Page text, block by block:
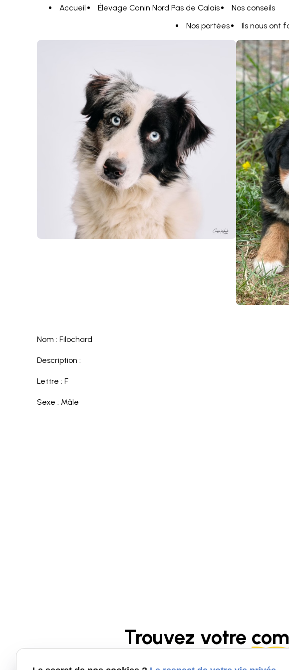
Accueil Élevage Canin Nord Pas de Calais
Nos conseils
Nos portées
Ils nous ont
Nom : Filochard
Description :
Lettre : F
Sexe : Mâle
Trouvez votre
Panneau de gestion des cookies